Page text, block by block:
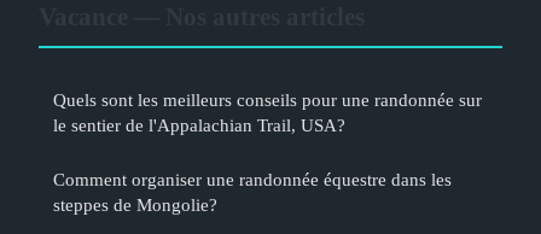
Quels sont les meilleurs conseils pour une randonnée sur
le sentier de l'Appalachian Trail, USA?
Comment organiser une randonnée équestre dans les
steppes de Mongolie?